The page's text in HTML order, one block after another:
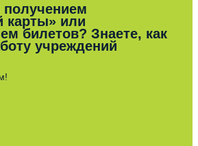
карты» или
билетов? Знаете, как
учреждений